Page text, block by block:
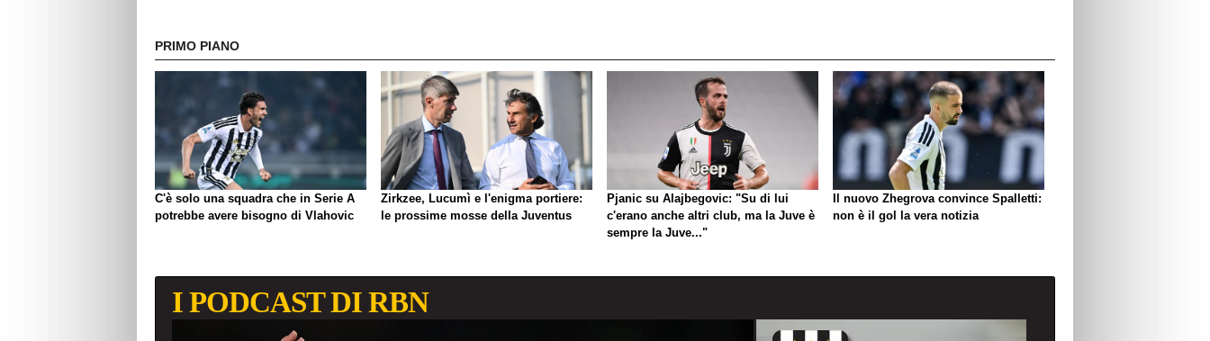
PRIMO PIANO
C'è solo una squadra che in Serie A
potrebbe avere bisogno di Vlahovic
Zirkzee, Lucumì e l'enigma portiere:
le prossime mosse della Juventus
Pjanic su Alajbegovic: "Su di lui
c'erano anche altri club, ma la Juve è
sempre la Juve..."
Il nuovo Zhegrova convince Spalletti:
non è il gol la vera notizia
I PODCAST DI RBN